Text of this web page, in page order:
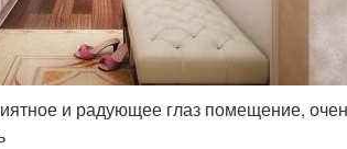
и радующее глаз помещение,